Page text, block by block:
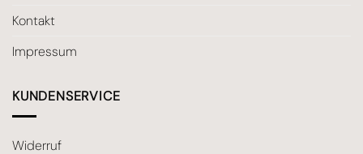
Kontakt
Impressum
KUNDENSERVICE
Widerruf